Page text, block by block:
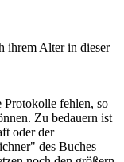
ihrem Alter in dieser
fehlen, so
Zu bedauern ist
oder der
des Buches